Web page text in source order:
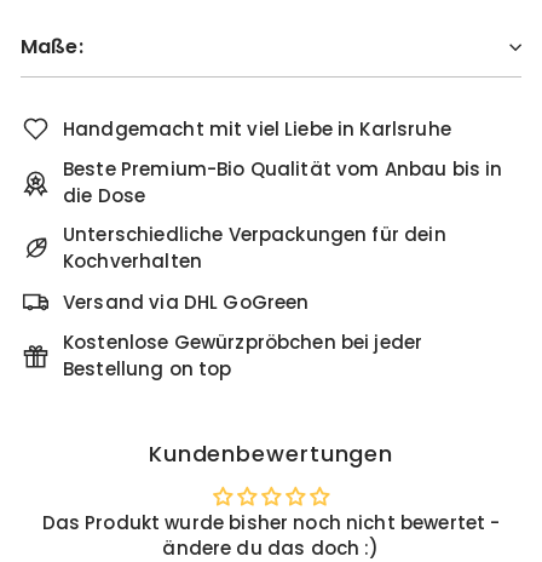
Maße:
Handgemacht mit viel Liebe in Karlsruhe
Beste Premium-Bio Qualität vom Anbau bis in
die Dose
Unterschiedliche Verpackungen für dein
Kochverhalten
Versand via DHL GoGreen
Kostenlose Gewürzpröbchen bei jeder
Bestellung on top
Kundenbewertungen
Das Produkt wurde bisher noch nicht bewertet -
ändere du das doch :)